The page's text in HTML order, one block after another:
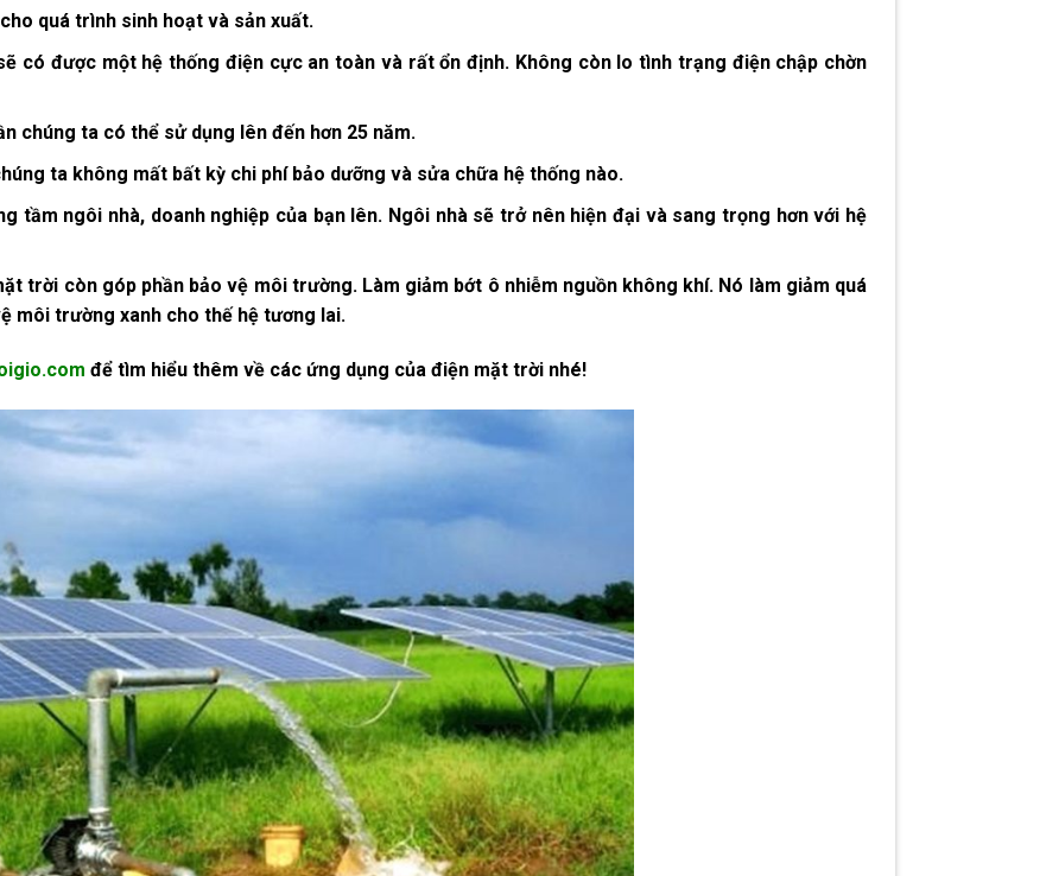
quá trình sinh hoạt và sản xuất.
có được một hệ thống điện cực an toàn và rất ổn định. Không còn lo tình trạng điện chập chờn
chúng ta có thể sử dụng lên đến hơn 25 năm.
ta không mất bất kỳ chi phí bảo dưỡng và sửa chữa hệ thống nào.
tầm ngôi nhà, doanh nghiệp của bạn lên. Ngôi nhà sẽ trở nên hiện đại và sang trọng hơn với hệ
trời còn góp phần bảo vệ môi trường. Làm giảm bớt ô nhiễm nguồn không khí. Nó làm giảm quá
môi trường xanh cho thế hệ tương lai.
để tìm hiểu thêm về các ứng dụng của điện mặt trời nhé!